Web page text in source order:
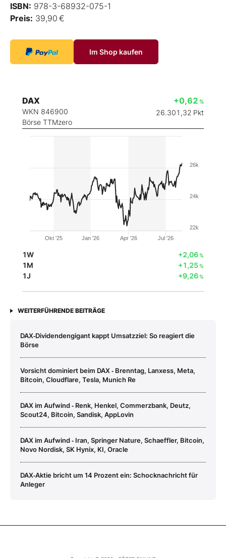
ISBN: 978-3-68932-075-1
Preis: 39,90 €
Im Shop kaufen
DAX
WKN 846900
Börse TTMzero
+0,62 %
26.301,32 Pkt
Okt '25 Jan '26 Apr '26 Jul '26
22k
24k
26k
1W +2,06%
1M +1,25%
1J +9,26%
WEITERFÜHRENDE BEITRÄGE
DAX‑Dividendengigant kappt Umsatzziel: So reagiert die
Börse
Vorsicht dominiert beim DAX ‑ Brenntag, Lanxess, Meta,
Bitcoin, Cloudflare, Tesla, Munich Re
DAX im Aufwind ‑ Renk, Henkel, Commerzbank, Deutz,
Scout24, Bitcoin, Sandisk, AppLovin
DAX im Aufwind ‑ Iran, Springer Nature, Schaeffler, Bitcoin,
Novo Nordisk, SK Hynix, KI, Oracle
DAX‑Aktie bricht um 14 Prozent ein: Schocknachricht für
Anleger